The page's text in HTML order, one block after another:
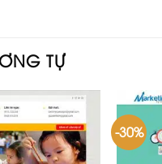
TỰ
-30%